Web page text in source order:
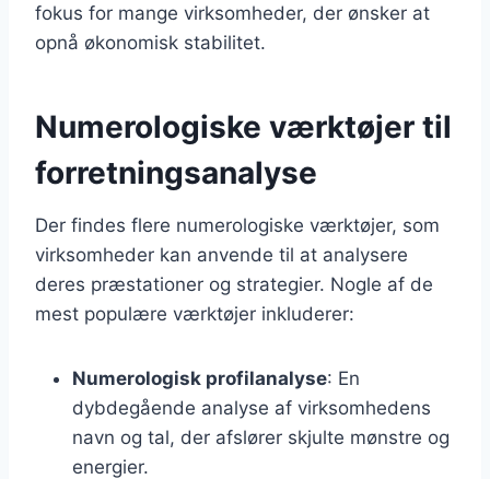
fokus for mange virksomheder, der ønsker at
opnå økonomisk stabilitet.
Numerologiske værktøjer til
forretningsanalyse
Der findes flere numerologiske værktøjer, som
virksomheder kan anvende til at analysere
deres præstationer og strategier. Nogle af de
mest populære værktøjer inkluderer:
Numerologisk profilanalyse: En
dybdegående analyse af virksomhedens
navn og tal, der afslører skjulte mønstre og
energier.